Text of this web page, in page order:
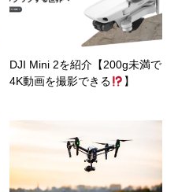
DJI Mini 2を紹介【200g未満で
4K動画を撮影できる
】